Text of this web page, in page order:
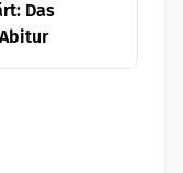
Das